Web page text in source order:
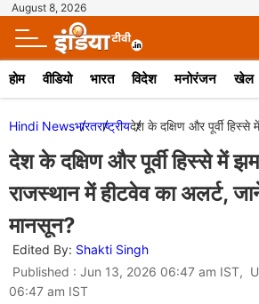
August 8, 2026
होम वीडियो भारत विदेश मनोरंजन खेल
Hindi Newsभारतराष्ट्रीयदेश के दक्षिण और पूर्वी हिस्से
देश के दक्षिण और पूर्वी हिस्से में
राजस्थान में हीटवेव का अलर्ट,
मानसून?
Edited By: Shakti Singh
Published : Jun 13, 2026 06:47 am IST,
06:47 am IST